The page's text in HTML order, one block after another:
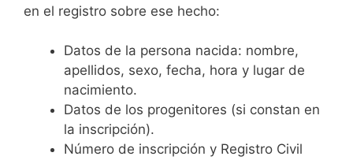
en el registro sobre ese hecho:
Datos de la persona nacida: nombre,
apellidos, sexo, fecha, hora y lugar de
nacimiento.
Datos de los progenitores (si constan en
la inscripción).
Número de inscripción y Registro Civil